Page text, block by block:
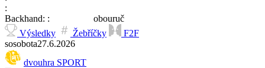
Backhand:
obouruč
Výsledky
Žebříčky
F2F
sosobota27.6.2026
dvouhra SPORT